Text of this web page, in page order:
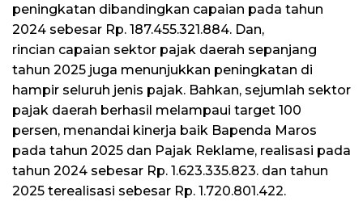
peningkatan dibandingkan capaian pada tahun
2024 sebesar Rp. 187.455.321.884. Dan,
rincian capaian sektor pajak daerah sepanjang
tahun 2025 juga menunjukkan peningkatan di
hampir seluruh jenis pajak. Bahkan, sejumlah sektor
pajak daerah berhasil melampaui target 100
persen, menandai kinerja baik Bapenda Maros
pada tahun 2025 dan Pajak Reklame, realisasi pada
tahun 2024 sebesar Rp. 1.623.335.823. dan tahun
2025 terealisasi sebesar Rp. 1.720.801.422.